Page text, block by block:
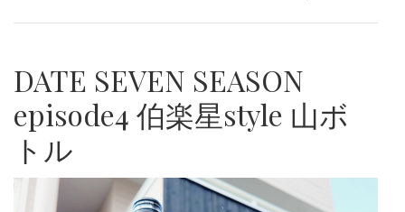
DATE SEVEN SEASON
episode4 伯楽星style 山ボ
トル